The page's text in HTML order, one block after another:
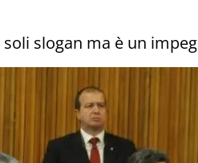
slogan ma è un